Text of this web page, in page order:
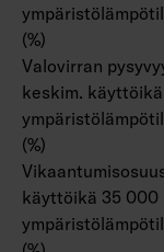
(%)
Valovirran
keskim.
(%)
käyttöikä 35 000